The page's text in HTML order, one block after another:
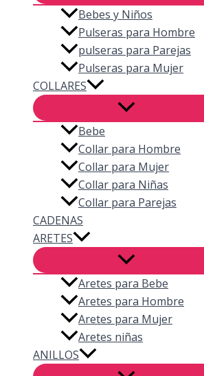
Bebes y Niños
Pulseras para Hombre
pulseras para Parejas
Pulseras para Mujer
COLLARES
Bebe
Collar para Hombre
Collar para Mujer
Collar para Niñas
Collar para Parejas
CADENAS
ARETES
Aretes para Bebe
Aretes para Hombre
Aretes para Mujer
Aretes niñas
ANILLOS